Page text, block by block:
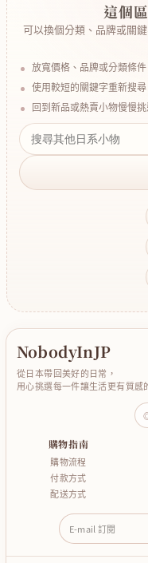
這個
可以換個分類、品牌或關
放寬價格、品牌或分類條件
使用較短的關鍵字重新搜尋
回到新品或熱賣小物慢慢挑
NobodyInJP
從日本帶回美好的日常，
用心挑選每一件讓生活更有質感
購物指南
購物流程
付款方式
配送方式
E-mail 訂閱